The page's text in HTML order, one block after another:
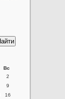
Вс
2
9
16